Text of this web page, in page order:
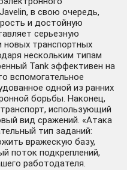
в свою очередь,
и достойную
серьезную
транспортных
нескольким типам
Tank эффективен на
вспомогательное
одной из ранних
борьбы. Наконец,
использующий
вид сражений. «Атака
тип заданий:
вражескую базу,
поток подкреплений,
работодателя.